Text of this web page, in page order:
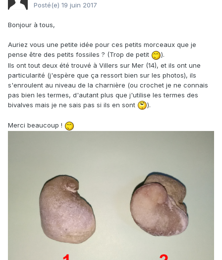
Posté(e) 19 juin 2017
Bonjour à tous,
Auriez vous une petite idée pour ces petits morceaux que je
pense être des petits fossiles ? (Trop de petit
).
Ils ont tout deux été trouvé à Villers sur Mer (14), et ils ont une
particularité (j'espère que ça ressort bien sur les photos), ils
s'enroulent au niveau de la charnière (ou crochet je ne connais
pas bien les termes, d'autant plus que j'utilise les termes des
bivalves mais je ne sais pas si ils en sont
).
Merci beaucoup !